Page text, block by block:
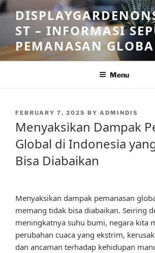
Skip
to
contentST – INFORMASI
PEMANASAN
Menu
POSTED
FEBRUARY 7, 2025 BY ADMINDIS
Menyaksikan Dampak
Global di Indonesia
Bisa Diabaikan
Menyaksikan dampak pemanasan
memang tidak bisa diabaikan. Seiring
meningkatnya suhu bumi, negara kita
perubahan cuaca yang ekstrim,
dan ancaman terhadap kehidupan